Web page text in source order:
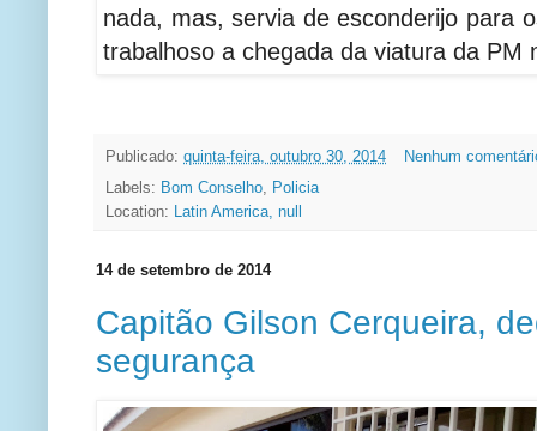
nada, mas, servia de esconderijo para
trabalhoso a chegada da viatura da PM
Publicado: quinta-feira, outubro 30, 2014
Nenhum
Labels: Bom Conselho
Policia
Location:
Latin America, null
14 de setembro de 2014
Capitão Gilson Cerqueira,
segurança